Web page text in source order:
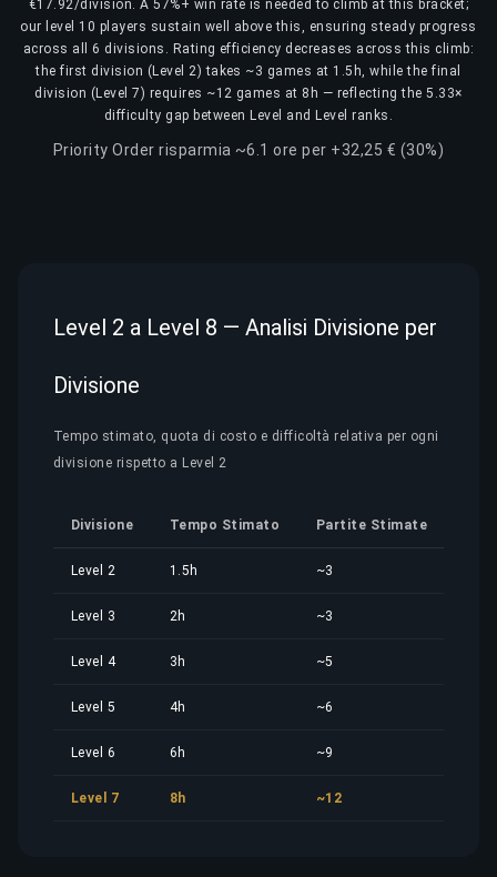
€17.92/division. A 57%+ win rate is needed to climb at this bracket;
our level 10 players sustain well above this, ensuring steady progress
across all 6 divisions. Rating efficiency decreases across this climb:
the first division (Level 2) takes ~3 games at 1.5h, while the final
division (Level 7) requires ~12 games at 8h — reflecting the 5.33×
difficulty gap between Level and Level ranks.
Priority Order risparmia ~6.1 ore per +32,25 € (30%)
Level 2 a Level 8 — Analisi Divisione per
Divisione
Tempo stimato, quota di costo e difficoltà relativa per ogni
divisione rispetto a Level 2
Divisione Tempo Stimato Partite Stimate
Level 2 1.5h ~3
Level 3 2h ~3
Level 4 3h ~5
Level 5 4h ~6
Level 6 6h ~9
Level 7 8h ~12